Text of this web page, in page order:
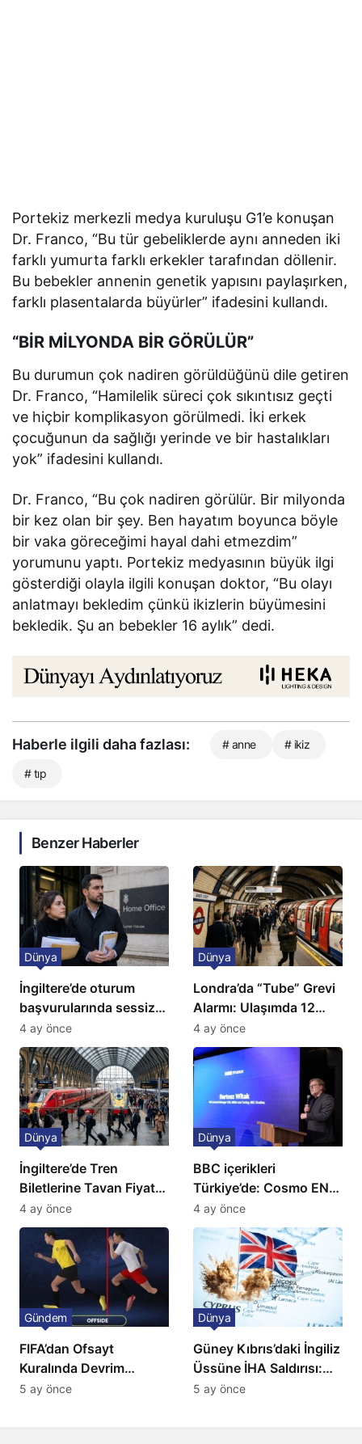
Portekiz merkezli medya kuruluşu G1’e konuşan
Dr. Franco, “Bu tür gebeliklerde aynı anneden iki
farklı yumurta farklı erkekler tarafından döllenir.
Bu bebekler annenin genetik yapısını paylaşırken,
farklı plasentalarda büyürler” ifadesini kullandı.
“BİR MİLYONDA BİR GÖRÜLÜR”
Bu durumun çok nadiren görüldüğünü dile getiren
Dr. Franco, “Hamilelik süreci çok sıkıntısız geçti
ve hiçbir komplikasyon görülmedi. İki erkek
çocuğunun da sağlığı yerinde ve bir hastalıkları
yok” ifadesini kullandı.
Dr. Franco, “Bu çok nadiren görülür. Bir milyonda
bir kez olan bir şey. Ben hayatım boyunca böyle
bir vaka göreceğimi hayal dahi etmezdim”
yorumunu yaptı. Portekiz medyasının büyük ilgi
gösterdiği olayla ilgili konuşan doktor, “Bu olayı
anlatmayı bekledim çünkü ikizlerin büyümesini
bekledik. Şu an bebekler 16 aylık” dedi.
Haberle ilgili daha fazlası: # anne # ikiz
# tıp
Benzer Haberler
İngiltere’de oturum
başvurularında sessiz
kriz: Büyükelçilikten
açıklama!
Dünya
4 ay önce
Londra’da “Tube” Grevi
Alarmı: Ulaşımda 12
Günlük Kaos Kapıda
Dünya
4 ay önce
İngiltere’de Tren
Biletlerine Tavan Fiyat:
Ulaşımda Yeni
Düzenleme
Dünya
4 ay önce
BBC içerikleri
Türkiye’de: Cosmo EN
ve BBC Player yayında
Dünya
4 ay önce
FIFA’dan Ofsayt
Kuralında Devrim
Niteliğinde Onay
Gündem
5 ay önce
Güney Kıbrıs’daki İngiliz
Üssüne İHA Saldırısı:
Patlama, Sirenler ve
Dünya
5 ay önce